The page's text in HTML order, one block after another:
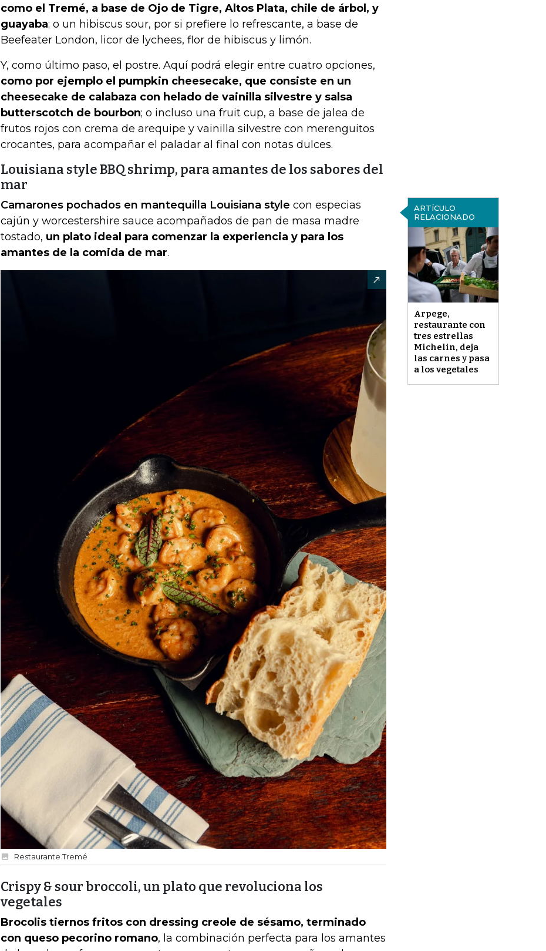
como el Tremé, a base de Ojo de Tigre, Altos Plata, chile de árbol, y
guayaba; o un hibiscus sour, por si prefiere lo refrescante, a base de
Beefeater London, licor de lychees, flor de hibiscus y limón.
Y, como último paso, el postre. Aquí podrá elegir entre cuatro opciones,
como por ejemplo el pumpkin cheesecake, que consiste en un
cheesecake de calabaza con helado de vainilla silvestre y salsa
butterscotch de bourbon; o incluso una fruit cup, a base de jalea de
frutos rojos con crema de arequipe y vainilla silvestre con merenguitos
crocantes, para acompañar el paladar al final con notas dulces.
Louisiana style BBQ shrimp, para amantes de los sabores del
mar
ARTÍCULO
RELACIONADO
Arpege,
restaurante con
tres estrellas
Michelin, deja
las carnes y pasa
a los vegetales
Camarones pochados en mantequilla Louisiana style con especias
cajún y worcestershire sauce acompañados de pan de masa madre
tostado, un plato ideal para comenzar la experiencia y para los
amantes de la comida de mar.
Restaurante Tremé
Crispy & sour broccoli, un plato que revoluciona los
vegetales
Brocolis tiernos fritos con dressing creole de sésamo, terminado
con queso pecorino romano, la combinación perfecta para los amantes